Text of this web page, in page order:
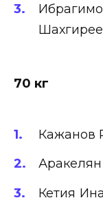
70 кг
Кажанов
Кетия